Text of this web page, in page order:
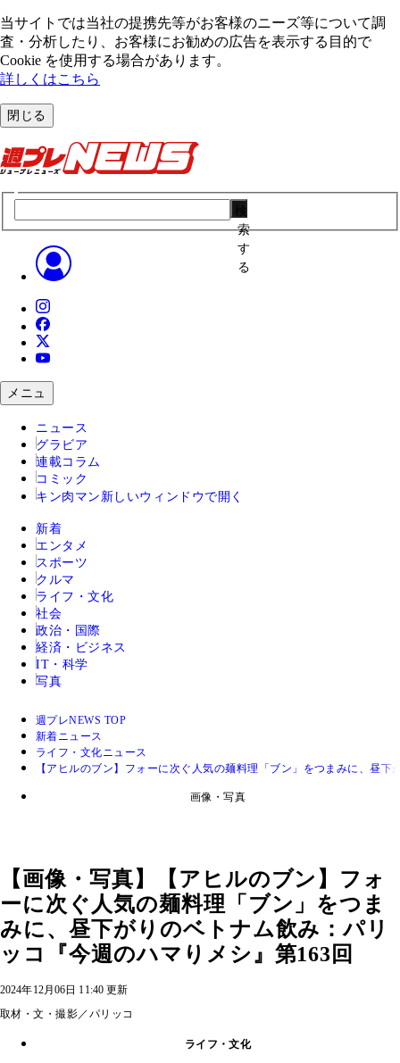
当サイトでは当社の提携先等がお客様のニーズ等について調
査・分析したり、お客様にお勧めの広告を表⽰する⽬的で
Cookie を使⽤する場合があります。
詳しくはこちら
閉じる
索
す
る
メニュ
ニュース
グラビア
連載コラム
コミック
キン肉マン 新しいウィンドウで開く
新着
エンタメ
スポーツ
クルマ
ライフ・文化
社会
政治・国際
経済・ビジネス
IT・科学
写真
週プレNEWS TOP
新着ニュース
ライフ・文化ニュース
【アヒルのブン】フォーに次ぐ人気の麺料理「ブン」をつまみに、昼
画像・写真
【画像・写真】【アヒルのブン】フォ
ーに次ぐ人気の麺料理「ブン」をつま
みに、昼下がりのベトナム飲み：パリ
ッコ『今週のハマりメシ』第163回
2024年12月06日 11:40 更新
取材・文・撮影／パリッコ
ライフ・文化